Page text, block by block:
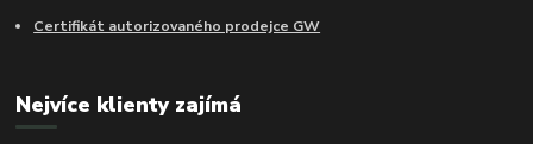
Certifikát autorizovaného prodejce GW
Nejvíce klienty zajímá